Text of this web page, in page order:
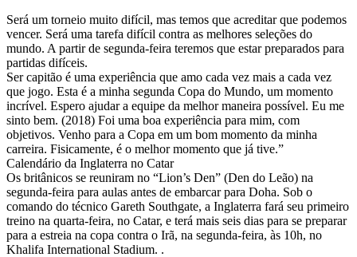
Será um torneio muito difícil, mas temos que acreditar que podemos
vencer. Será uma tarefa difícil contra as melhores seleções do
mundo. A partir de segunda-feira teremos que estar preparados para
partidas difíceis.
Ser capitão é uma experiência que amo cada vez mais a cada vez
que jogo. Esta é a minha segunda Copa do Mundo, um momento
incrível. Espero ajudar a equipe da melhor maneira possível. Eu me
sinto bem. (2018) Foi uma boa experiência para mim, com
objetivos. Venho para a Copa em um bom momento da minha
carreira. Fisicamente, é o melhor momento que já tive.”
Calendário da Inglaterra no Catar
Os britânicos se reuniram no “Lion’s Den” (Den do Leão) na
segunda-feira para aulas antes de embarcar para Doha. Sob o
comando do técnico Gareth Southgate, a Inglaterra fará seu primeiro
treino na quarta-feira, no Catar, e terá mais seis dias para se preparar
para a estreia na copa contra o Irã, na segunda-feira, às 10h, no
Khalifa International Stadium. .